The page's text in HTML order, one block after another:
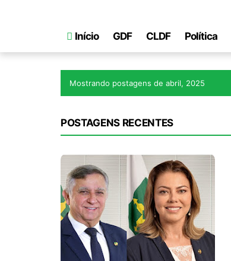
Início GDF CLDF Política
Mostrando postagens de abril, 2025
POSTAGENS RECENTES